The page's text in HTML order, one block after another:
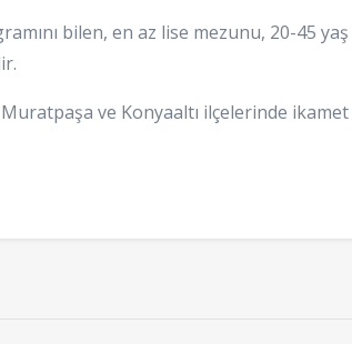
bilen, en az lise mezunu, 20-45 yaş
ve Konyaaltı ilçelerinde